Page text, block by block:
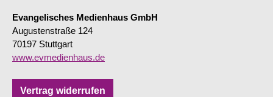
Evangelisches Medienhaus GmbH
Augustenstraße 124
70197 Stuttgart
www.evmedienhaus.de
Vertrag widerrufen